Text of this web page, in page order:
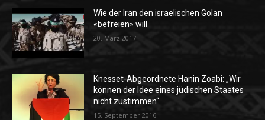
Wie der Iran den israelischen Golan
«befreien» will
20. März 2017
Knesset-Abgeordnete Hanin Zoabi: „Wir
können der Idee eines jüdischen Staates
nicht zustimmen“
15. September 2016